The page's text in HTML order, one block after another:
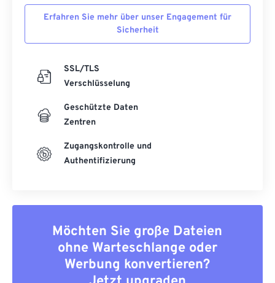
Erfahren Sie mehr über unser Engagement für
Sicherheit
SSL/TLS
Verschlüsselung
Geschützte Daten
Zentren
Zugangskontrolle und
Authentifizierung
Möchten Sie große Dateien
ohne Warteschlange oder
Werbung konvertieren?